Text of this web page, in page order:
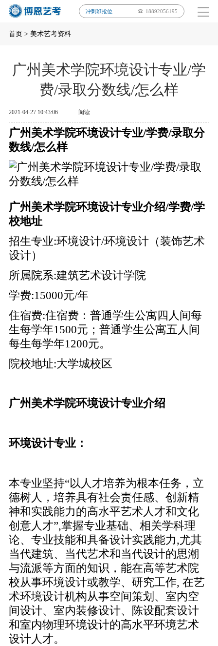
冲刺班抢位 18892056195
首页> 美术艺考资料
广州美术学院环境设计专业/学
费/录取分数线/怎么样
2021-04-27 10:43:06 阅读
广州美术学院环境设计专业/学费/录取分
数线/怎么样
广州美术学院环境设计专业介绍/学费/学
校地址
招生专业:环境设计/环境设计（装饰艺术
设计）
所属院系:建筑艺术设计学院
学费:15000元/年
住宿费:住宿费：普通学生公寓四人间每
生每学年1500元；普通学生公寓五人间
每生每学年1200元。
院校地址:大学城校区
广州美术学院环境设计专业介绍
环境设计专业：
本专业坚持“以人才培养为根本任务，立
德树人，培养具有社会责任感、创新精
神和实践能力的高水平艺术人才和文化
创意人才”,掌握专业基础、相关学科理
论、专业技能和具备设计实践能力,尤其
当代建筑、当代艺术和当代设计的思潮
与流派等方面的知识，能在高等艺术院
校从事环境设计或教学、研究工作, 在艺
术环境设计机构从事空间策划、室内空
间设计、室内装修设计、陈设配套设计
和室内物理环境设计的高水平环境艺术
设计人才。